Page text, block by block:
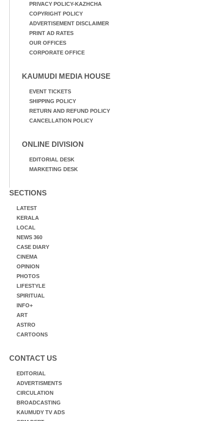
PRIVACY POLICY-KAZHCHA
COPYRIGHT POLICY
ADVERTISEMENT DISCLAIMER
PRINT AD RATES
OUR OFFICES
CORPORATE OFFICE
KAUMUDI MEDIA HOUSE
EVENT TICKETS
SHIPPING POLICY
RETURN AND REFUND POLICY
CANCELLATION POLICY
ONLINE DIVISION
EDITORIAL DESK
MARKETING DESK
SECTIONS
LATEST
KERALA
LOCAL
NEWS 360
CASE DIARY
CINEMA
OPINION
PHOTOS
LIFESTYLE
SPIRITUAL
INFO+
ART
ASTRO
CARTOONS
CONTACT US
EDITORIAL
ADVERTISMENTS
CIRCULATION
BROADCASTING
KAUMUDY TV ADS